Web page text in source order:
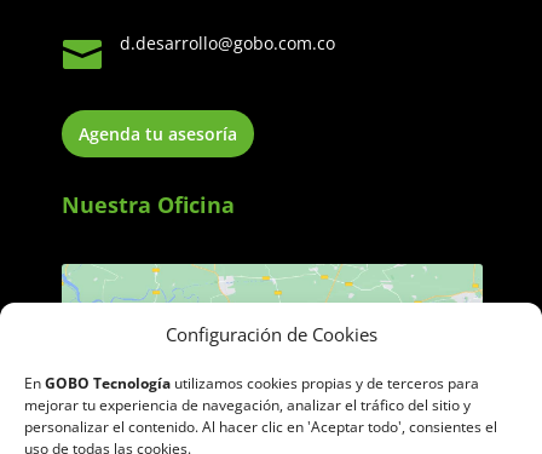
Configuración de Cookies
EnGOBO Tecnología utilizamos cookies propias y de terceros para
mejorar tu experiencia de navegación, analizar el tráfico del sitio y
personalizar el contenido. Al hacer clic en 'Aceptar todo', consientes el
uso de todas las cookies.
 d.desarrollo@gobo.com.co
Agenda tu asesoría
Nuestra Oficina
Haz clic para aceptar cookies de
marketing y permitir este contenido